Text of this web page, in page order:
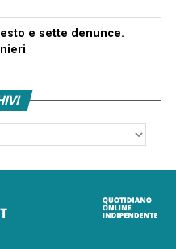
e sette denunce.